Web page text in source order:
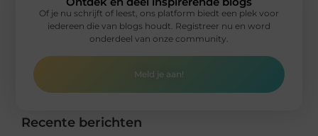
Recente berichten
Of je nu schrijft of leest, ons platform biedt een plek voor
iedereen die van blogs houdt. Registreer nu en word
onderdeel van onze community.
Meld je aan!